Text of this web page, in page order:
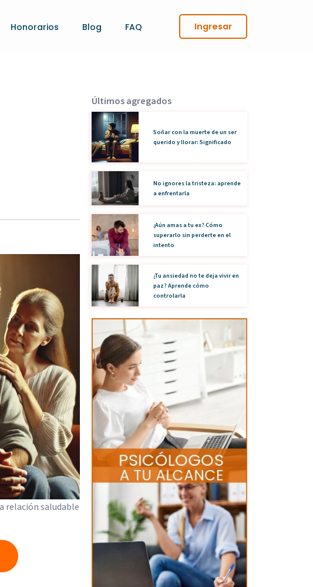
Honorarios Blog FAQ Ingresar
relación saludable
Últimos agregados
Soñar con la muerte de un ser
querido y llorar: Significado
No ignores la tristeza: aprende
a enfrentarla
¿Aún amas a tu ex? Cómo
superarlo sin perderte en el
intento
¿Tu ansiedad no te deja vivir en
paz? Aprende cómo
controlarla